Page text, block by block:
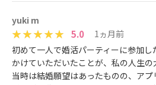
yuki m
5.0
1ヵ月前
初めて一人で婚活パーティーに参加
かけていただいたことが、私の人生の
当時は結婚願望はあったものの、ア